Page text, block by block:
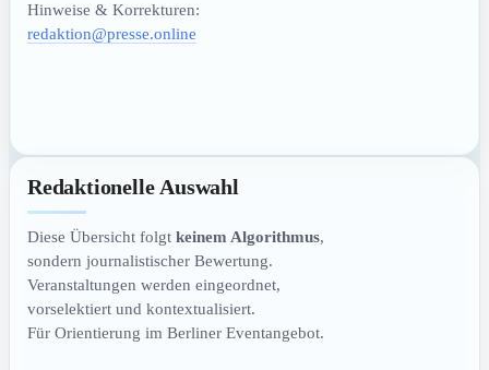
Hinweise & Korrekturen:
redaktion@presse.online
Redaktionelle Auswahl
Diese Übersicht folgt keinem Algorithmus,
sondern journalistischer Bewertung.
Veranstaltungen werden eingeordnet,
vorselektiert und kontextualisiert.
Für Orientierung im Berliner Eventangebot.